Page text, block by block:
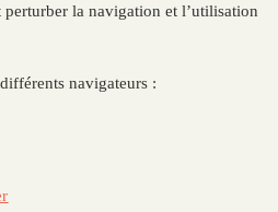
perturber la navigation et l’utilisation
navigateurs :